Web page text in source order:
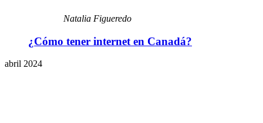
Natalia Figueredo
¿Cómo tener internet en Canadá?
abril 2024